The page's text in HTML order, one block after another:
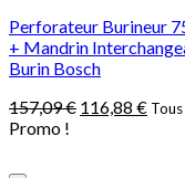
Perforateur Burineur
+ Mandrin
Burin Bosch
157,09€ 116,88 €
Promo !